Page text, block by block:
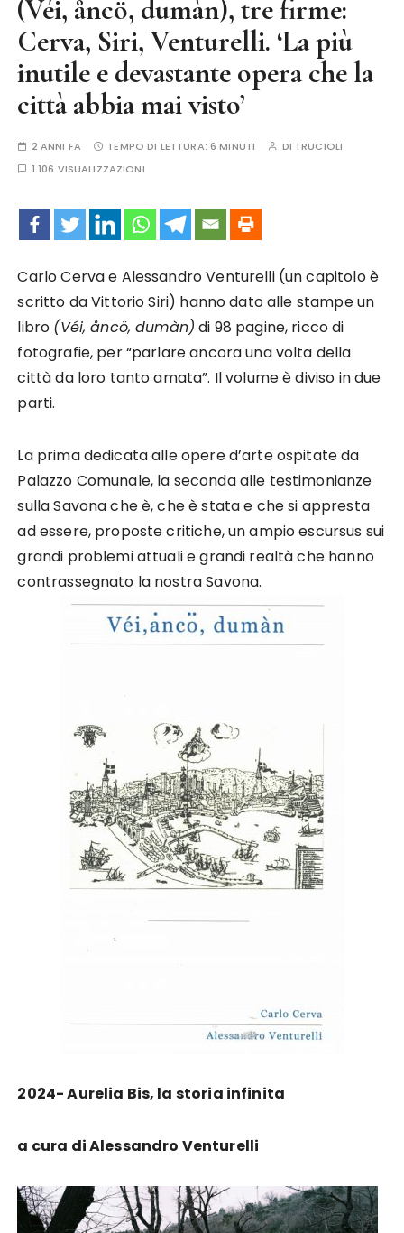
(Véi, åncö, dumàn), tre firme:
Cerva, Siri, Venturelli. ‘La più
inutile e devastante opera che la
città abbia mai visto’
2 ANNI FA TEMPO DI LETTURA:6 MINUTI DI TRUCIOLI
1.106 VISUALIZZAZIONI
Carlo Cerva e Alessandro Venturelli (un capitolo è
scritto da Vittorio Siri) hanno dato alle stampe un
libro (Véi, åncö, dumàn) di 98 pagine, ricco di
fotografie, per “parlare ancora una volta della
città da loro tanto amata”. Il volume è diviso in due
parti.
La prima dedicata alle opere d’arte ospitate da
Palazzo Comunale, la seconda alle testimonianze
sulla Savona che è, che è stata e che si appresta
ad essere, proposte critiche, un ampio escursus sui
grandi problemi attuali e grandi realtà che hanno
contrassegnato la nostra Savona.
2024- Aurelia Bis, la storia infinita
a cura di Alessandro Venturelli